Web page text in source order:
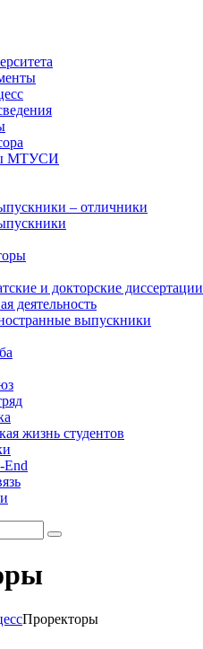
МТУСИ
– отличники
и докторские диссертации
деятельность
выпускники
жизнь студентов
End
Проректоры